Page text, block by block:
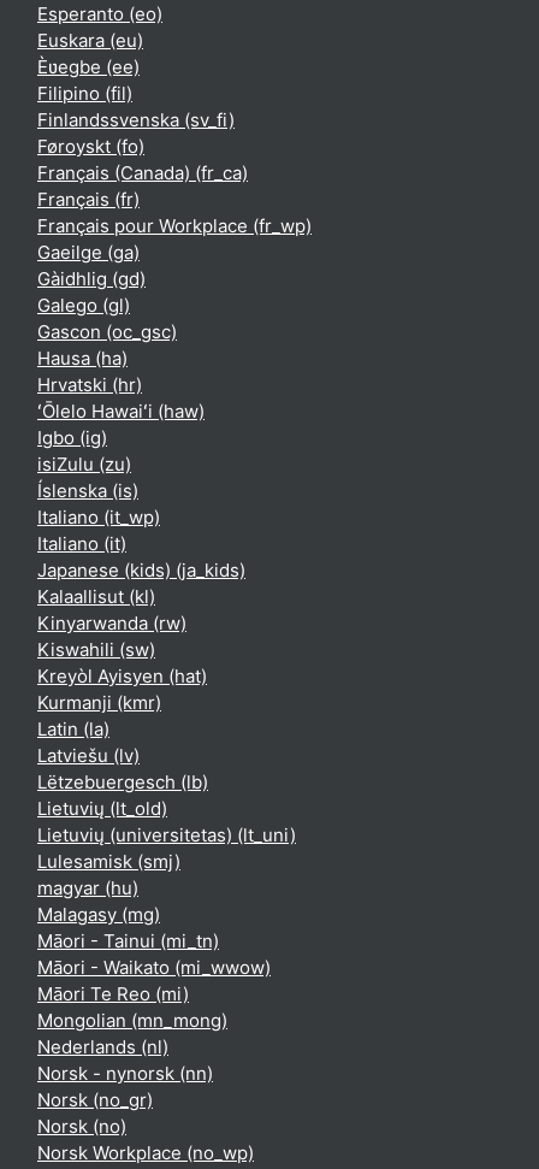
Esperanto ‎(eo)‎
Euskara ‎(eu)‎
Èʋegbe ‎(ee)‎
Filipino ‎(fil)‎
Finlandssvenska ‎(sv_fi)‎
Føroyskt ‎(fo)‎
Français (Canada) ‎(fr_ca)‎
Français ‎(fr)‎
Français pour Workplace ‎(fr_wp)‎
Gaeilge ‎(ga)‎
Gàidhlig ‎(gd)‎
Galego ‎(gl)‎
Gascon ‎(oc_gsc)‎
Hausa ‎(ha)‎
Hrvatski ‎(hr)‎
ʻŌlelo Hawaiʻi ‎(haw)‎
Igbo ‎(ig)‎
isiZulu ‎(zu)‎
Íslenska ‎(is)‎
Italiano ‎(it_wp)‎
Italiano ‎(it)‎
Japanese (kids) ‎(ja_kids)‎
Kalaallisut ‎(kl)‎
Kinyarwanda ‎(rw)‎
Kiswahili ‎(sw)‎
Kreyòl Ayisyen ‎(hat)‎
Kurmanji ‎(kmr)‎
Latin ‎(la)‎
Latviešu ‎(lv)‎
Lëtzebuergesch ‎(lb)‎
Lietuvių ‎(lt_old)‎
Lietuvių (universitetas) ‎(lt_uni)‎
Lulesamisk ‎(smj)‎
magyar ‎(hu)‎
Malagasy ‎(mg)‎
Māori - Tainui ‎(mi_tn)‎
Māori - Waikato ‎(mi_wwow)‎
Māori Te Reo ‎(mi)‎
Mongolian ‎(mn_mong)‎
Nederlands ‎(nl)‎
Norsk - nynorsk ‎(nn)‎
Norsk ‎(no_gr)‎
Norsk ‎(no)‎
Norsk Workplace ‎(no_wp)‎